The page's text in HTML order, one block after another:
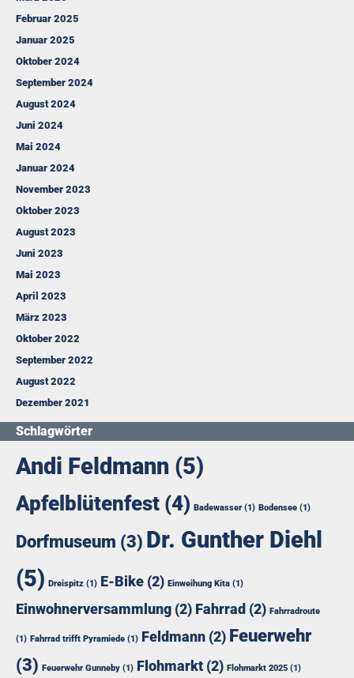
Februar 2025
Januar 2025
Oktober 2024
September 2024
August 2024
Juni 2024
Mai 2024
Januar 2024
November 2023
Oktober 2023
August 2023
Juni 2023
Mai 2023
April 2023
März 2023
Oktober 2022
September 2022
August 2022
Dezember 2021
Schlagwörter
Andi Feldmann (5)
Apfelblütenfest (4) Badewasser (1) Bodensee (1)
Dorfmuseum (3) Dr. Gunther Diehl
(5) Dreispitz (1) E-Bike (2) Einweihung Kita (1)
Einwohnerversammlung (2) Fahrrad (2) Fahrradroute
(1) Fahrrad trifft Pyramiede (1) Feldmann (2) Feuerwehr
(3) Feuerwehr Gunneby (1) Flohmarkt (2) Flohmarkt 2025 (1)